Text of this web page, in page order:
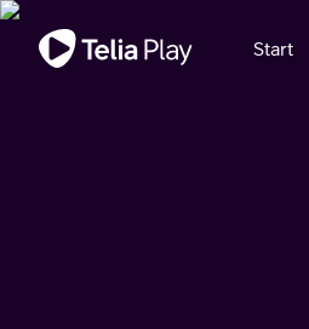
Viktigt meddelande
Start